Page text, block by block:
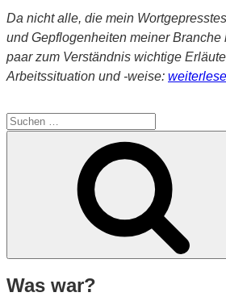
Da nicht alle, die mein
und Gepflogenheiten meiner Branche
paar zum Verständnis wichtige
Arbeitssituation und -weise: „Wenn
streiten“
Suche
Was war?